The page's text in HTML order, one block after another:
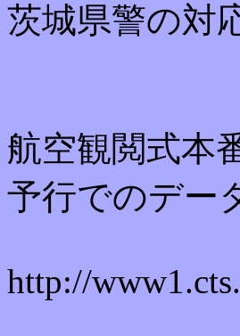
茨城県警の対
航空観閲式本
予行でのデー
http://